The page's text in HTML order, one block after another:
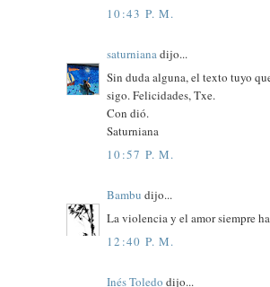
10:43 P. M.
saturnianadijo...
Sin duda alguna, el texto tuyo
sigo. Felicidades, Txe.
Con dió.
Saturniana
10:57 P. M.
Bambu dijo...
La violencia y el amor siempre
12:40 P. M.
Inés Toledo dijo...